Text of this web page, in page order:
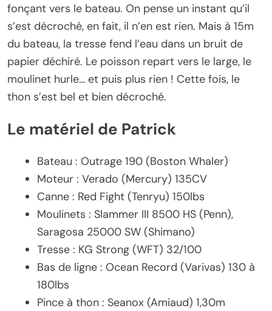
fonçant vers le bateau. On pense un instant qu’il
s’est décroché, en fait, il n’en est rien. Mais à 15m
du bateau, la tresse fend l’eau dans un bruit de
papier déchiré. Le poisson repart vers le large, le
moulinet hurle… et puis plus rien ! Cette fois, le
thon s’est bel et bien décroché.
Le matériel de Patrick
Bateau : Outrage 190 (Boston Whaler)
Moteur : Verado (Mercury) 135CV
Canne : Red Fight (Tenryu) 150lbs
Moulinets : Slammer III 8500 HS (Penn),
Saragosa 25000 SW (Shimano)
Tresse : KG Strong (WFT) 32/100
Bas de ligne : Ocean Record (Varivas) 130 à
180lbs
Pince à thon : Seanox (Amiaud) 1,30m